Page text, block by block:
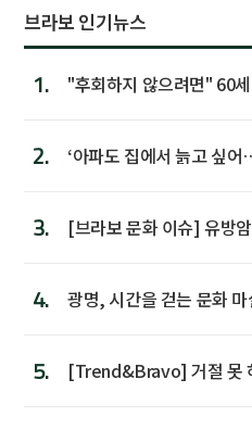
브라보 인기뉴스
1.
"후회하지 않으려면" 60
2.
‘아파도 집에서 늙고 싶
3.
[브라보 문화 이슈] 유방
4. 광명, 시간을 걷는 문화 마
5.
[Trend&Bravo] 거절 못